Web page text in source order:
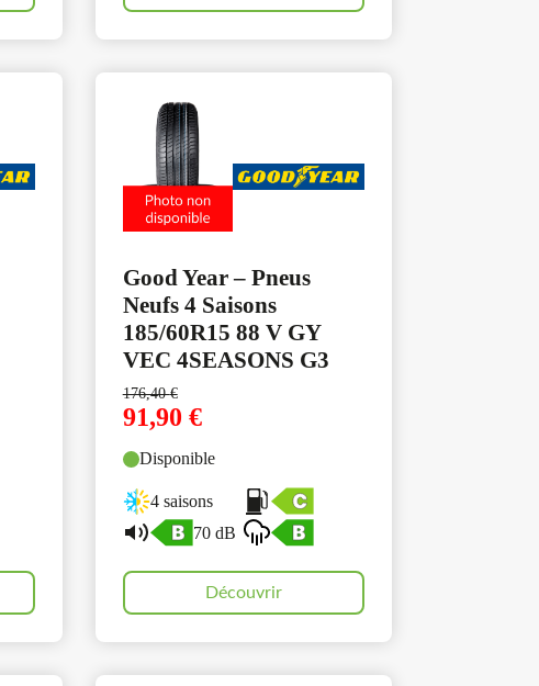
Good Year – Pneus
Neufs 4 Saisons
185/60R15 88 V GY
VEC 4SEASONS G3
176,40€
91,90 €
Disponible
4 saisons
70 dB
Découvrir